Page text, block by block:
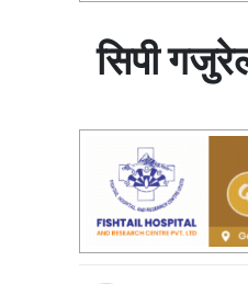
सिपी